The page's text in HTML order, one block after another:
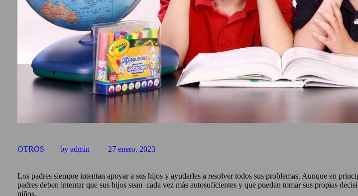
OTROS by admin 27 enero, 2023
Los padres siempre intentan apoyar a sus hijos y ayudarles a resolver todos sus problemas. Aunque en
padres deben intentar que sus hijos sean cada vez más autosuficientes y que puedan tomar sus propias
niños.